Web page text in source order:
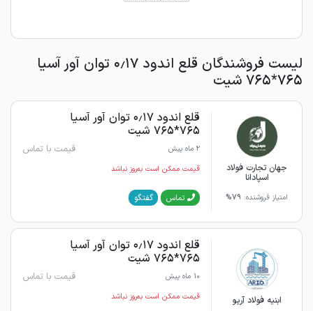
لیست فروشندگان قلع اندود ۰٫۱۷ توان آور آسیا
۷۶۵*۷۶۵ شیت
جهان تجارت فولاد
اسپادانا
امتیاز فروشنده: 79%
قلع اندود ۰٫۱۷ توان آور آسیا
۷۶۵*۷۶۵ شیت
2 ماه پیش قیمت با تماس
قیمت ممکن است به‌روز نباشد
تماس گفتگو
ابنیه فولاد آریو
قلع اندود ۰٫۱۷ توان آور آسیا
۷۶۵*۷۶۵ شیت
10 ماه پیش قیمت با تماس
قیمت ممکن است به‌روز نباشد